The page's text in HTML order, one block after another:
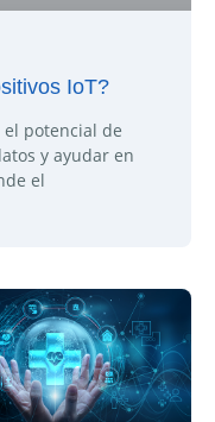
IoT?
potencial de
y ayudar en
el